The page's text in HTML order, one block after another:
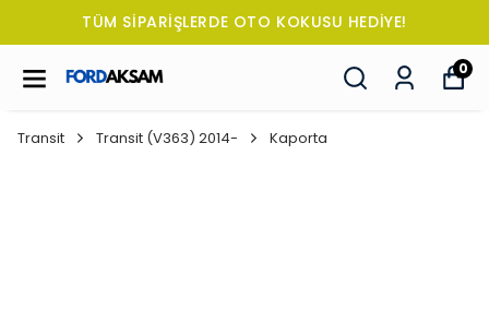
TÜM SİPARİŞLERDE OTO KOKUSU HEDİYE!
0
Transit Transit (V363) 2014- Kaporta